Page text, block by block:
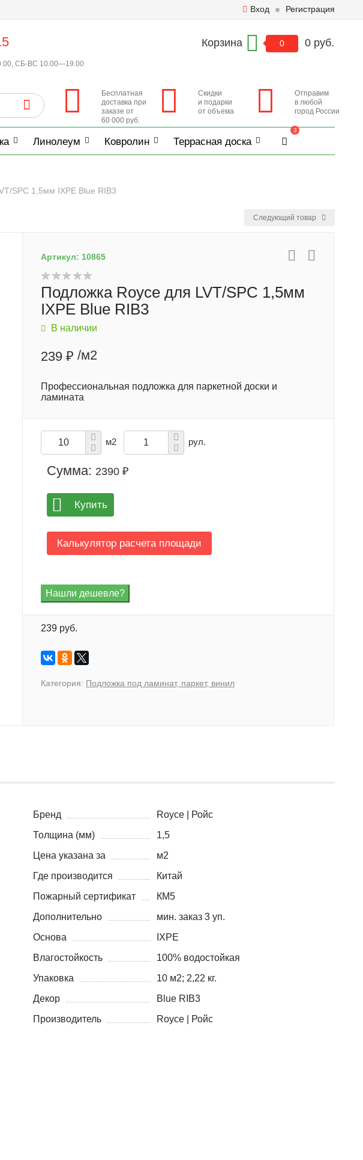
Вход Регистрация
СБ-ВС 10.00—19.00
Корзина 0 0 руб.
Бесплатная
доставка при
заказе от
60 000 руб.
Скидки
и подарки
от объема
Отправим
в любой
город России
Линолеум Ковролин Террасная доска
3
SPC 1,5мм IXPE Blue RIB3
Следующий товар
Артикул: 10865
Подложка Royce для LVT/SPC 1,5мм
IXPE Blue RIB3
В наличии
239 ₽ /м2
Профессиональная подложка для паркетной доски и
ламината
м2 рул.
Сумма: 2390 ₽
Купить
Калькулятор расчета площади
239 руб.
Категория: Подложка под ламинат, паркет, винил
Бренд
Royce | Ройс
Толщина (мм)
1,5
Цена указана за
м2
Где производится
Китай
Пожарный сертификат
КМ5
Дополнительно
мин. заказ 3 уп.
Основа
IXPE
Влагостойкость
100% водостойкая
Упаковка
10 м2; 2,22 кг.
Декор
Blue RIB3
Производитель
Royce | Ройс